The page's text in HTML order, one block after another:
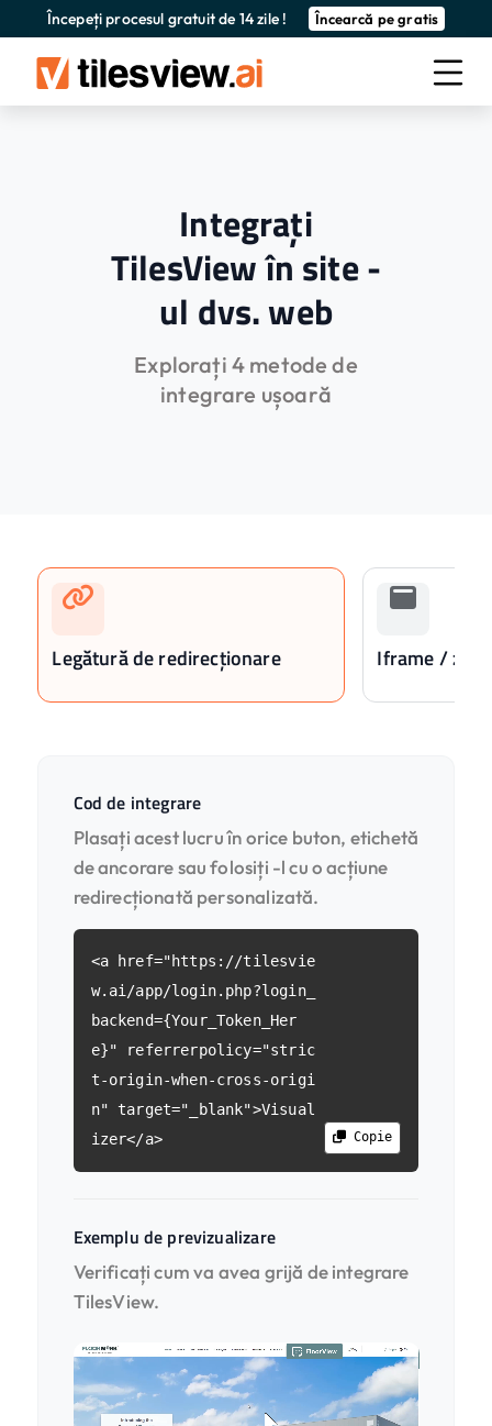
Începeți procesul gratuit de 14 zile ! Încearcă pe gratis
Integrați
TilesView în site -
ul dvs. web
Explorați 4 metode de
integrare ușoară
Legătură de redirecționare Iframe /
Cod de integrare
Plasați acest lucru în orice buton, etichetă
de ancorare sau folosiți -l cu o acțiune
redirecționată personalizată.
<a href="https://tilesvie
w.ai/app/login.php?login_
backend={Your_Token_Her
e}" referrerpolicy="stric
t-origin-when-cross-origi
n" target="_blank">Visual
izer</a>
Copie
Exemplu de previzualizare
Verificați cum va avea grijă de integrare
TilesView.